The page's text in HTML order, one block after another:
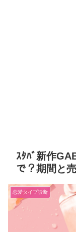
ｽﾀﾊﾞ新作
で？期間と
恋愛タイプ診断